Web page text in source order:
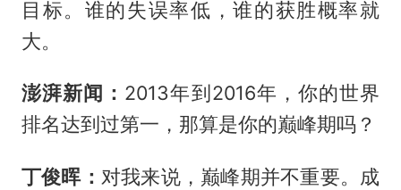
目标。谁的失误率低，谁的获胜概率就
大。
澎湃新闻： 2013年到2016年，你的世界
排名达到过第一，那算是你的巅峰期吗？
丁俊晖： 对我来说，巅峰期并不重要。成